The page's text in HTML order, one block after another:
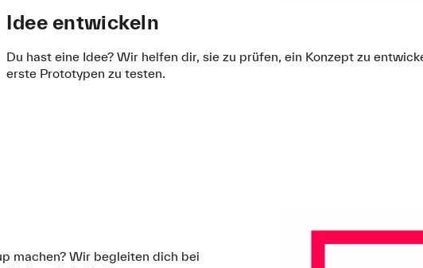
Idee entwickeln
Du hast eine Idee? Wir helfen dir, sie zu prüfen, ein Konzept zu
erste Prototypen zu testen.
machen? Wir begleiten dich bei